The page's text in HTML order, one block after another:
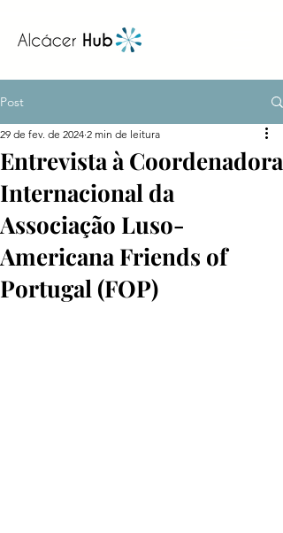
Post
Entrevista à Coordenadora
Internacional da
Associação Luso-
Americana Friends of
Portugal (FOP)
29 de fev. de 2024 2 min de leitura